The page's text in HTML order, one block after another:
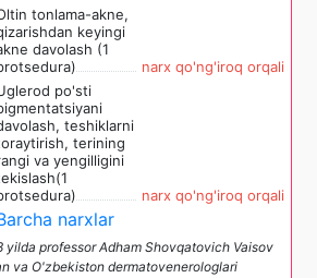
tonlama-akne,
keyingi
davolash (1
narx qo'ng'iroq orqali
po'sti
teshiklarni
terining
va yengilligini
narx qo'ng'iroq orqali
narxlar
yilda professor Adham Shovqatovich Vaisov
va O'zbekiston dermatovenerologlari